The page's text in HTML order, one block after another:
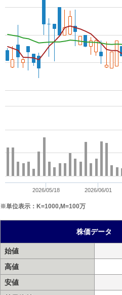
2026/05/18 2026/06/01
※単位表示：K=1000,M=100万
株価データ
始値
高値
安値